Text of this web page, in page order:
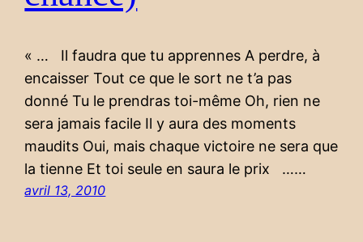
« … Il faudra que tu apprennes A perdre, à
encaisser Tout ce que le sort ne t’a pas
donné Tu le prendras toi-même Oh, rien ne
sera jamais facile Il y aura des moments
maudits Oui, mais chaque victoire ne sera que
la tienne Et toi seule en saura le prix ……
avril 13, 2010